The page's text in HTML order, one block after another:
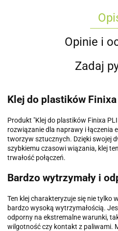
Opinie i
Zadaj
Klej do plastików
Produkt "Klej do plastików Finixa
rozwiązanie dla naprawy i łączenia
tworzyw sztucznych. Dzięki swojej
szybkiemu czasowi wiązania, klej
trwałość połączeń.
Bardzo wytrzymały i
Ten klej charakteryzuje się nie tylko
bardzo wysoką wytrzymałością.
odporny na ekstremalne warunki,
wilgotność czy kontakt z paliwami.